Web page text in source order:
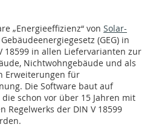
„Energieeffizienz“ von Solar-
(GEG) in
18599 in allen Liefervarianten zur
Nichtwohngebäude und als
Erweiterungen für
Die Software baut auf
schon vor über 15 Jahren mit
Regelwerks der DIN V 18599